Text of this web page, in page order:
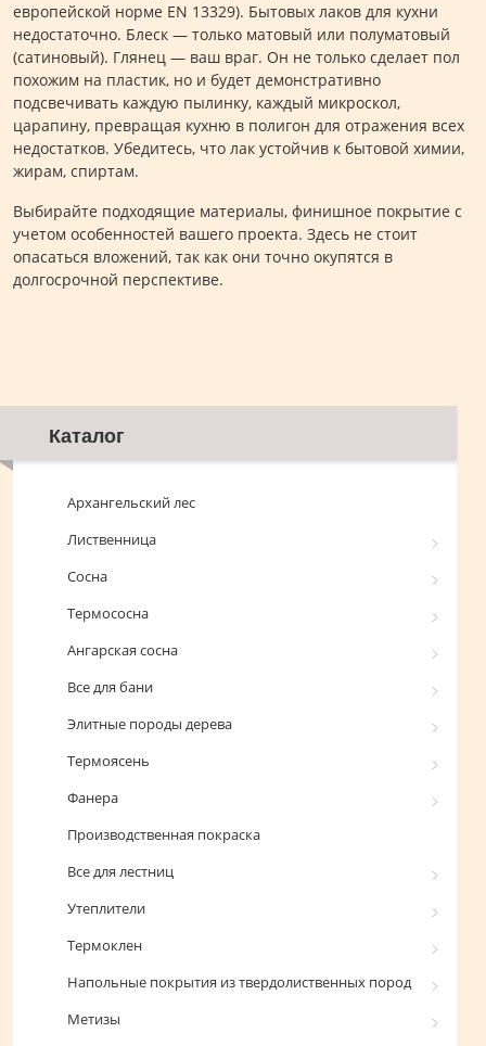
европейской норме EN 13329). Бытовых лаков для кухни
недостаточно. Блеск — только матовый или полуматовый
(сатиновый). Глянец — ваш враг. Он не только сделает пол
похожим на пластик, но и будет демонстративно
подсвечивать каждую пылинку, каждый микроскол,
царапину, превращая кухню в полигон для отражения всех
недостатков. Убедитесь, что лак устойчив к бытовой химии,
жирам, спиртам.
Выбирайте подходящие материалы, финишное покрытие с
учетом особенностей вашего проекта. Здесь не стоит
опасаться вложений, так как они точно окупятся в
долгосрочной перспективе.
Каталог
Архангельский лес
Лиственница
Сосна
Термососна
Ангарская сосна
Все для бани
Элитные породы дерева
Термоясень
Фанера
Производственная покраска
Все для лестниц
Утеплители
Термоклен
Напольные покрытия из твердолиственных пород
Метизы